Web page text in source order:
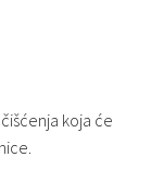
koja će